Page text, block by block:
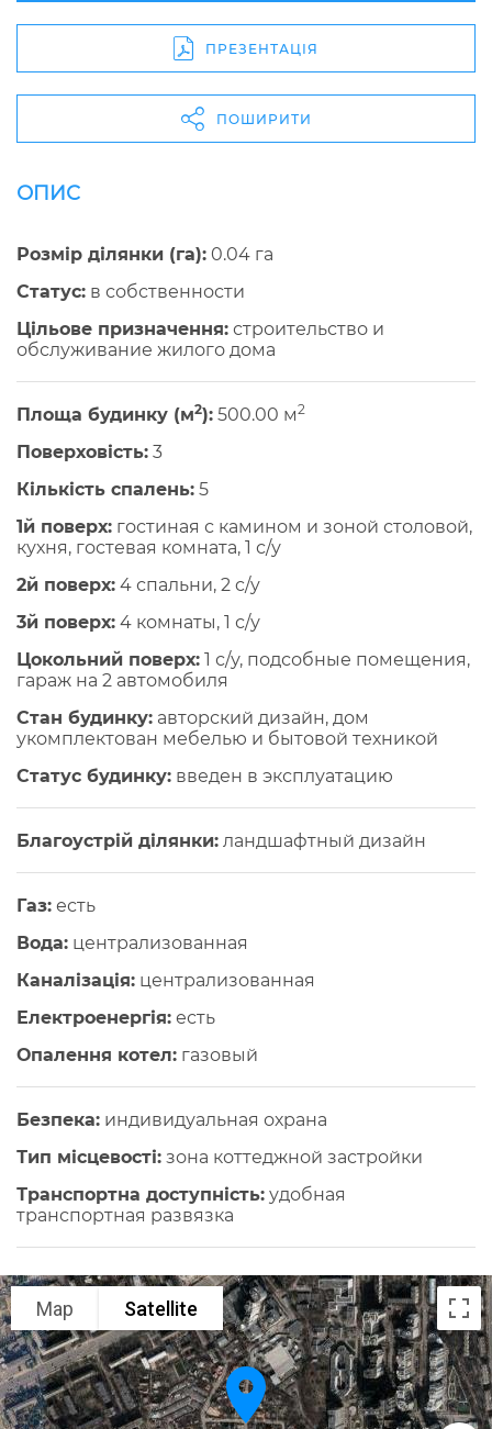
ПРЕЗЕНТАЦІЯ
ПОШИРИТИ
ОПИС
Розмір ділянки (га): 0.04 га
Cтатус: в собственности
Цільове призначення: строительство и
обслуживание жилого дома
Площа будинку (м2): 500.00 м2
Поверховість: 3
Кількість спалень: 5
1й поверх: гостиная с камином и зоной столовой,
кухня, гостевая комната, 1 с/у
2й поверх: 4 спальни, 2 c/y
3й поверх: 4 комнаты, 1 с/у
Цокольний поверх: 1 с/у, подсобные помещения,
гараж на 2 автомобиля
Стан будинку: авторский дизайн, дом
укомплектован мебелью и бытовой техникой
Статус будинку: введен в эксплуатацию
Благоустрій ділянки: ландшафтный дизайн
Газ: есть
Вода: централизованная
Каналізація: централизованная
Електроенергія: есть
Опалення котел: газовый
Безпека: индивидуальная охрана
Тип місцевості: зона коттеджной застройки
Транспортна доступність: удобная
транспортная развязка
Map Satellite